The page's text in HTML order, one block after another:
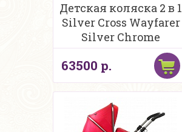
Детская коляска 2 в 1
Silver Cross Wayfarer
Silver Chrome
63500 р.